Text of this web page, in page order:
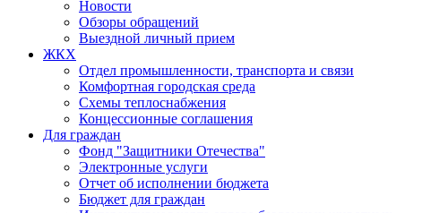
Новости
Обзоры обращений
Выездной личный прием
ЖКХ
Отдел промышленности, транспорта и связи
Комфортная городская среда
Схемы теплоснабжения
Концессионные соглашения
Для граждан
Фонд "Защитники Отечества"
Электронные услуги
Отчет об исполнении бюджета
Бюджет для граждан